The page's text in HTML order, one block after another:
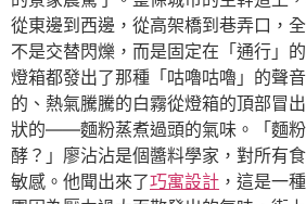
從東邊到西邊，從高架橋到巷弄口，
不是交替閃爍，而是固定在「通行」
燈箱都發出了那種「咕嚕咕嚕」的聲
的、熱氣騰騰的白霧從燈箱的頂部冒
狀的——麵粉蒸煮過頭的氣味。「麵
酵？」廖沾沾是個醬料學家，對所有
敏感。他聞出來了巧寓設計 ，這是一